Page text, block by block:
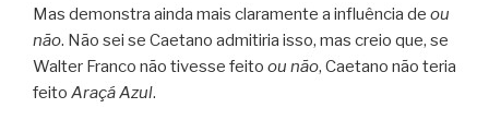
Mas demonstra ainda mais claramente a influência de ou
não. Não sei se Caetano admitiria isso, mas creio que, se
Walter Franco não tivesse feito ou não, Caetano não teria
feito Araçá Azul.